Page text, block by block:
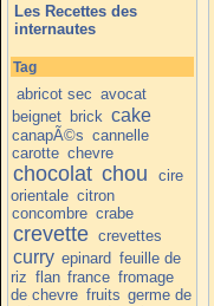
Les Recettes des
internautes
Tag
abricot sec avocat
beignet brick cake
canapÃ©s cannelle
carotte chevre
chocolat chou
cire
orientale citron
concombre crabe
crevette crevettes
curry epinard feuille de
riz flan france fromage
de chevre fruits germe de